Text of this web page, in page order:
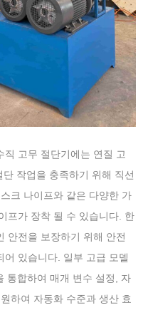
고무 절단기에는 연질 고
작업을 충족하기 위해 직선
크 나이프와 같은 다양한 가
프가 장착 될 수 있습니다. 한
안전을 보장하기 위해 안전
어 있습니다. 일부 고급 모델
통합하여 매개 변수 설정, 자
하여 자동화 수준과 생산 효